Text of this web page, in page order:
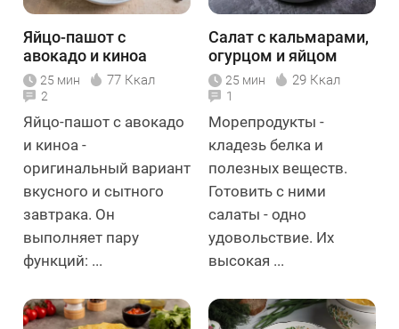
Яйцо-пашот с
авокадо и киноа
25 мин 77 Ккал
2
Яйцо-пашот с авокадо
и киноа -
оригинальный вариант
вкусного и сытного
завтрака. Он
выполняет пару
функций: ...
Салат с кальмарами,
огурцом и яйцом
25 мин 29 Ккал
1
Морепродукты -
кладезь белка и
полезных веществ.
Готовить с ними
салаты - одно
удовольствие. Их
высокая ...